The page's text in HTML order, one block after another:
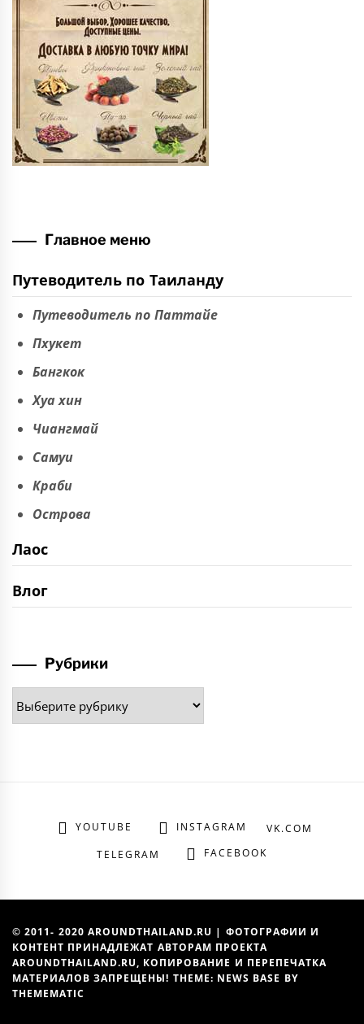
Главное меню
Путеводитель по Таиланду
Путеводитель по Паттайе
Пхукет
Бангкок
Хуа хин
Чиангмай
Самуи
Краби
Острова
Лаос
Влог
Рубрики
Рубрики
YOUTUBE INSTAGRAM
VK.COM
TELEGRAM
FACEBOOK
© 2011- 2020 AROUNDTHAILAND.RU | ФОТОГРАФИИ И
КОНТЕНТ ПРИНАДЛЕЖАТ АВТОРАМ ПРОЕКТА
AROUNDTHAILAND.RU, КОПИРОВАНИЕ И ПЕРЕПЕЧАТКА
МАТЕРИАЛОВ ЗАПРЕЩЕНЫ! THEME: NEWS BASE BY
THEMEMATIC